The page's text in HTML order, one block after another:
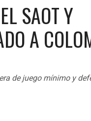
SAOT Y
A
de juego mínimo y